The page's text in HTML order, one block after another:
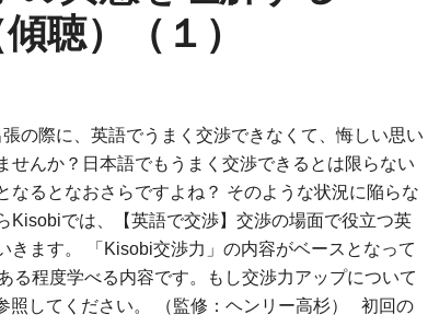
聴）（１）
の際に、英語でうまく交渉できなくて、悔しい思い
せんか？日本語でもうまく交渉できるとは限らない
なるとなおさらですよね？ そのような状況に陥らな
Kisobiでは、【英語で交渉】交渉の場面で役立つ英
きます。 「Kisobi交渉力」の内容がベースとなって
る程度学べる内容です。もし交渉力アップについて
照してください。 （監修：ヘンリー高杉） 初回の